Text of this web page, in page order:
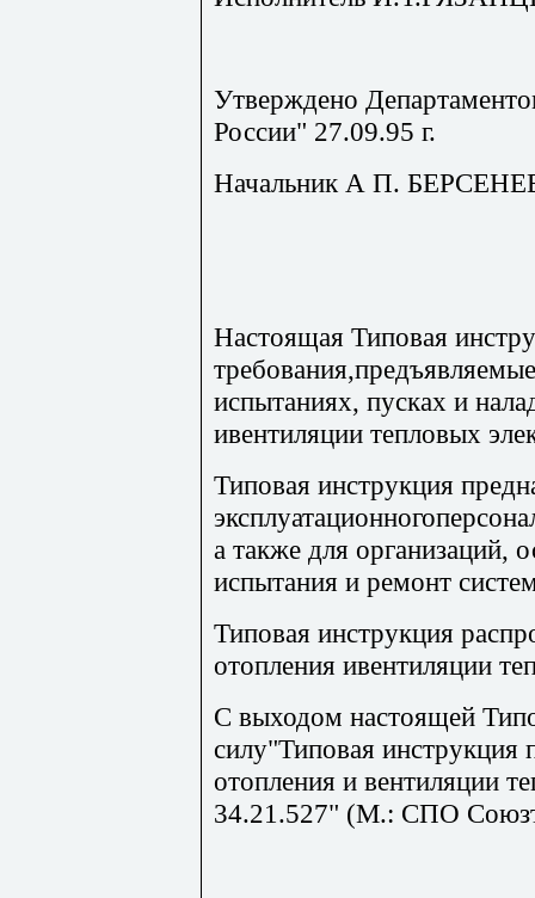
Утверждено
России" 27.09.95 г.
Начальник А П.
Настоящая Типовая
испытаниях, пусках и
ивентиляции тепловых
Типовая инструкция
а также для организаций,
испытания и ремонт
Типовая инструкция
отопления ивентиляции
С выходом настоящей
силу"Типовая инструкция
отопления и вентиляции
34.21.527" (М.: СПО